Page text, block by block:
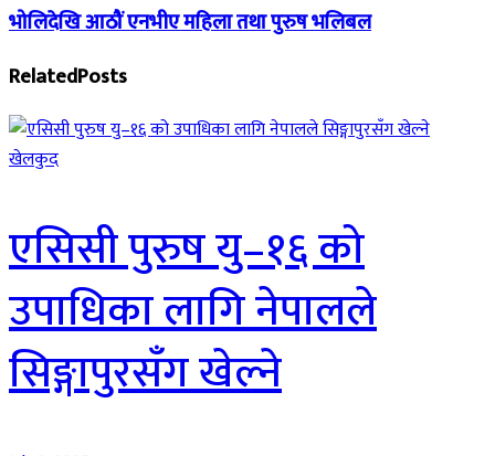
भोलिदेखि आठौं एनभीए महिला तथा पुरुष भलिबल
RelatedPosts
खेलकुद
एसिसी पुरुष यु–१६ को
उपाधिका लागि नेपालले
सिङ्गापुरसँग खेल्ने